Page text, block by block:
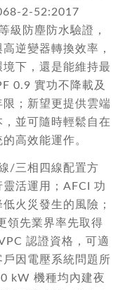
2-52:2017
級防塵防水驗證，
逆變器轉換效率，
下，還是能維持最
0.9 實功不降載及
；新望更提供雲端
並可隨時輕鬆自在
高效能運作。
/三相四線配置方
活運用；AFCI 功
火災發生的風險；
領先業界率先取得
認證資格，可適
因電壓系統問題所
kW 機種均內建夜